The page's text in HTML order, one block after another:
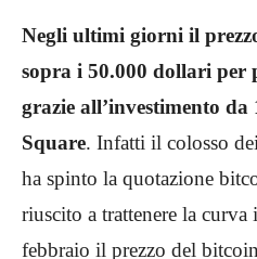
Negli ultimi giorni il
sopra i 50.000 dollari per
grazie all’investimento
Square. Infatti il colosso
ha spinto la quotazione
riuscito a trattenere la
febbraio il prezzo del